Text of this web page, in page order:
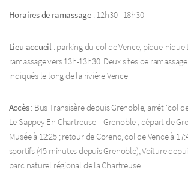
Horaires de ramassage : 12h30 - 18h30
Lieu accueil : parking du col de Vence, pique-nique
ramassage vers 13h-13h30. Deux sites de
indiqués le long de la rivière Vence
Accès: Bus Transisère depuis Grenoble, arrêt "col
Le Sappey En Chartreuse – Grenoble ; départ de
Musée à 12:25 ; retour de Corenc, col de Vence à
sportifs (45 minutes depuis Grenoble), Voiture
parc naturel régional de la Chartreuse.